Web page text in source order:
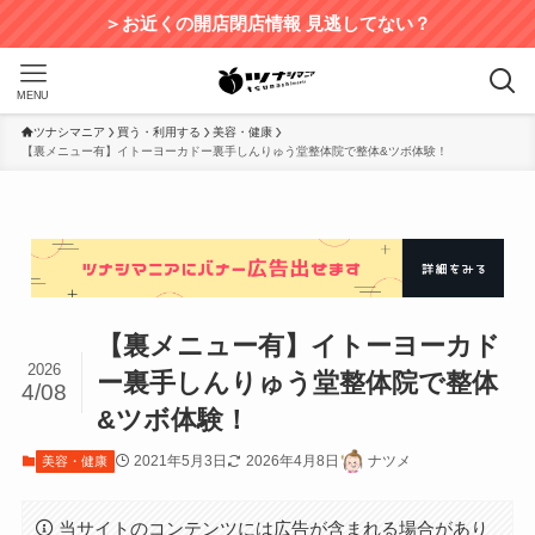
＞お近くの開店閉店情報 見逃してない？
MENU
ツナシマニア 買う・利用する
美容・健康
【裏メニュー有】イトーヨーカドー裏手しんりゅう堂整体院で整体&ツボ体験！
【裏メニュー有】イトーヨーカド
ー裏手しんりゅう堂整体院で整体
&ツボ体験！
2026
4/08
美容・健康 2021年5月3日 2026年4月8日 ナツメ
当サイトのコンテンツには広告が含まれる場合があり